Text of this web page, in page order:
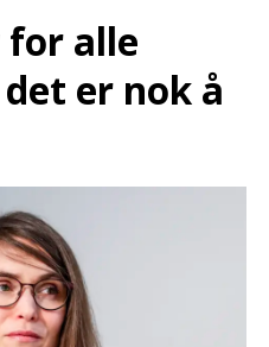
for alle
er nok å